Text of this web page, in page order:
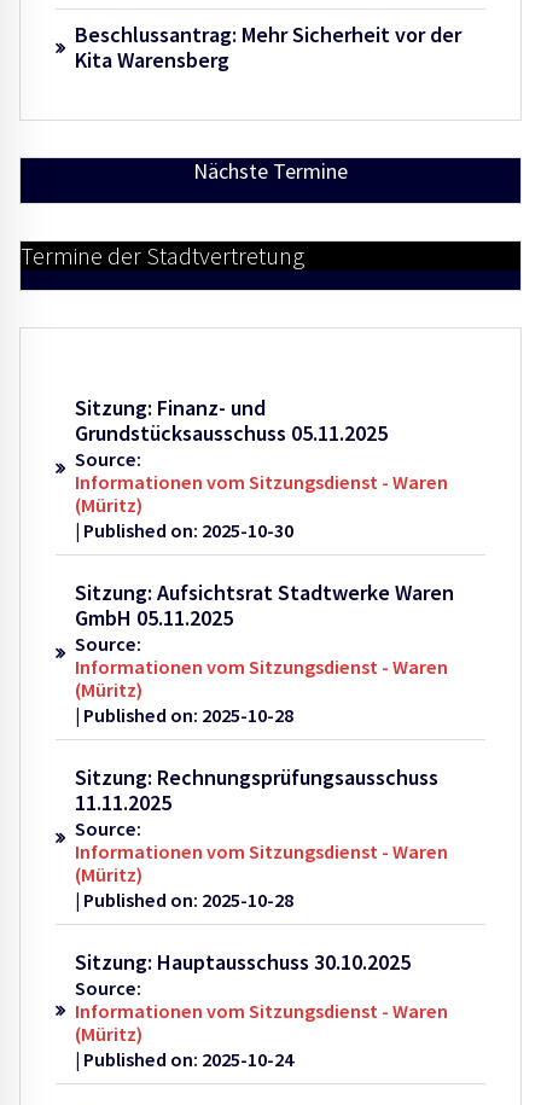
Beschlussantrag: Mehr Sicherheit vor der
Kita Warensberg
Nächste Termine
Termine der Stadtvertretung
Sitzung: Finanz- und
Grundstücksausschuss 05.11.2025
Source:
Informationen vom Sitzungsdienst - Waren
(Müritz)
Published on: 2025-10-30
Sitzung: Aufsichtsrat Stadtwerke Waren
GmbH 05.11.2025
Source:
Informationen vom Sitzungsdienst - Waren
(Müritz)
Published on: 2025-10-28
Sitzung: Rechnungsprüfungsausschuss
11.11.2025
Source:
Informationen vom Sitzungsdienst - Waren
(Müritz)
Published on: 2025-10-28
Sitzung: Hauptausschuss 30.10.2025
Source:
Informationen vom Sitzungsdienst - Waren
(Müritz)
Published on: 2025-10-24